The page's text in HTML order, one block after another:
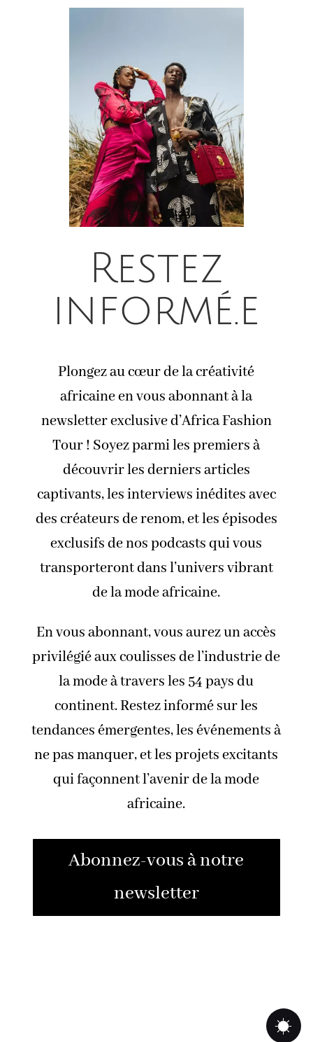
Restez
informé.e
Plongez au cœur de la créativité
africaine en vous abonnant à la
newsletter exclusive d’Africa Fashion
Tour ! Soyez parmi les premiers à
découvrir les derniers articles
captivants, les interviews inédites avec
des créateurs de renom, et les épisodes
exclusifs de nos podcasts qui vous
transporteront dans l’univers vibrant
de la mode africaine.
En vous abonnant, vous aurez un accès
privilégié aux coulisses de l’industrie de
la mode à travers les 54 pays du
continent. Restez informé sur les
tendances émergentes, les événements à
ne pas manquer, et les projets excitants
qui façonnent l’avenir de la mode
africaine.
Abonnez-vous à notre
newsletter